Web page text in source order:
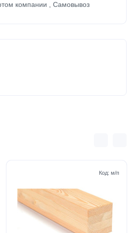
компании , Самовывоз
Код: м/п